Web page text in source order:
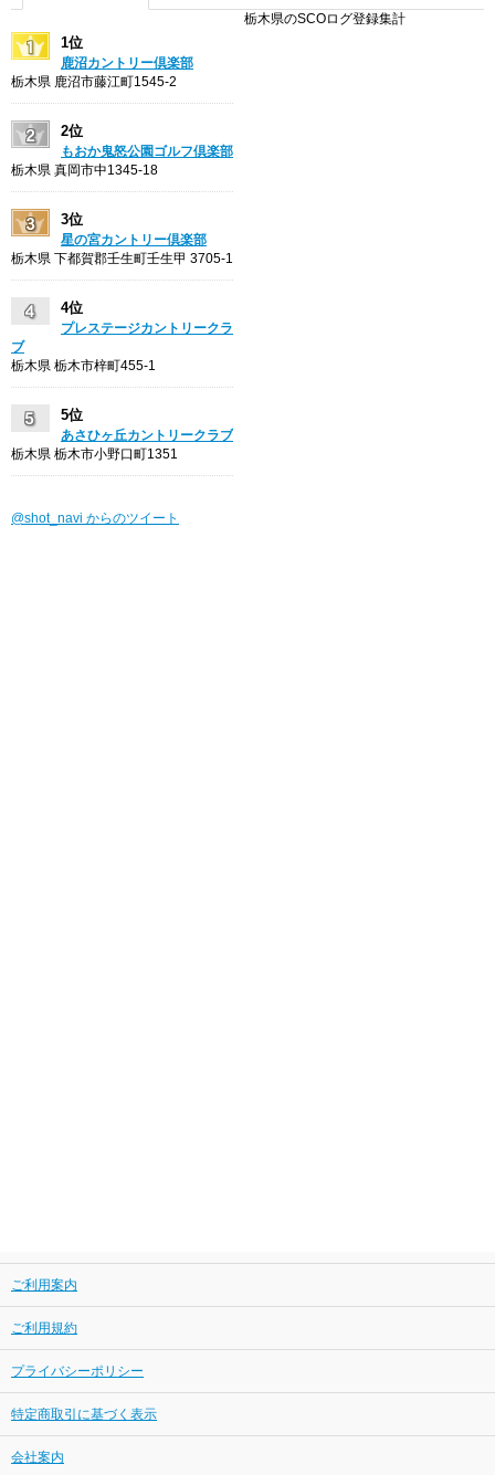
栃木県のSCOログ登録集計
1位
鹿沼カントリー倶楽部
栃木県 鹿沼市藤江町1545-2
2位
もおか鬼怒公園ゴルフ倶楽部
栃木県 真岡市中1345-18
3位
星の宮カントリー倶楽部
栃木県 下都賀郡壬生町壬生甲 3705-1
4位
プレステージカントリークラ
ブ
栃木県 栃木市梓町455-1
5位
あさひヶ丘カントリークラブ
栃木県 栃木市小野口町1351
@shot_navi からのツイート
ご利用案内
ご利用規約
プライバシーポリシー
特定商取引に基づく表示
会社案内